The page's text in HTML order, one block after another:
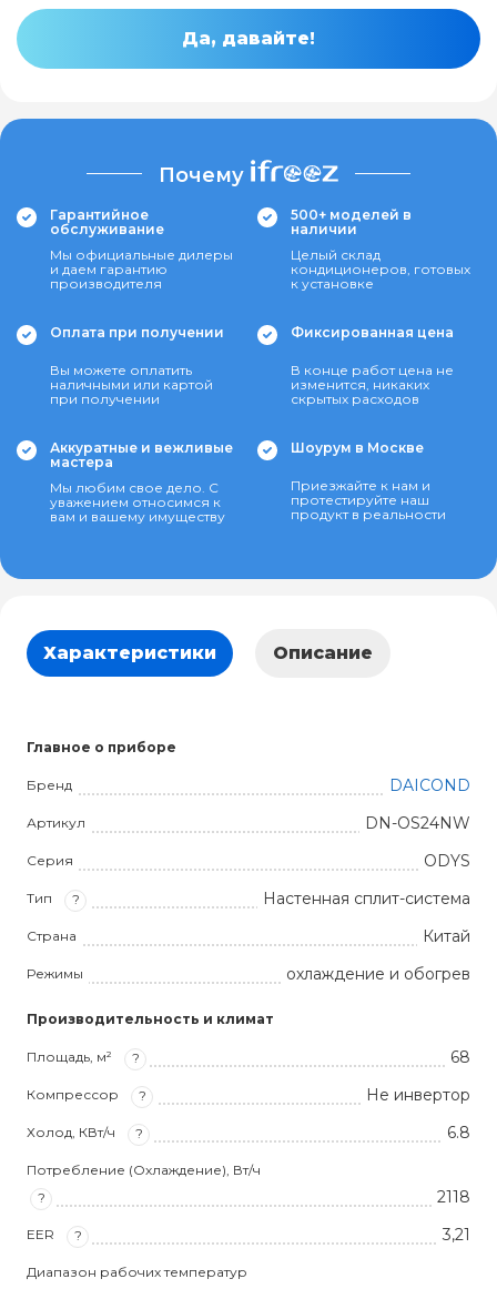
Да, давайте!
Почему
Гарантийное
обслуживание
Мы официальные дилеры
и даем гарантию
производителя
500+ моделей в
наличии
Целый склад
кондиционеров, готовых
к установке
Оплата при получении
Вы можете оплатить
наличными или картой
при получении
Фиксированная цена
В конце работ цена не
изменится, никаких
скрытых расходов
Аккуратные и вежливые
мастера
Мы любим свое дело. С
уважением относимся к
вам и вашему имуществу
Шоурум в Москве
Приезжайте к нам и
протестируйте наш
продукт в реальности
Характеристики Описание
Главное о приборе
Бренд DAICOND
Артикул DN-OS24NW
Серия ODYS
Тип ? Настенная сплит-система
Страна Китай
Режимы охлаждение и обогрев
Производительность и климат
Площадь, м² ? 68
Компрессор ? Не инвертор
Холод, КВт/ч ? 6.8
Потребление (Охлаждение), Вт/ч
?
2118
EER ? 3,21
Диапазон рабочих температур